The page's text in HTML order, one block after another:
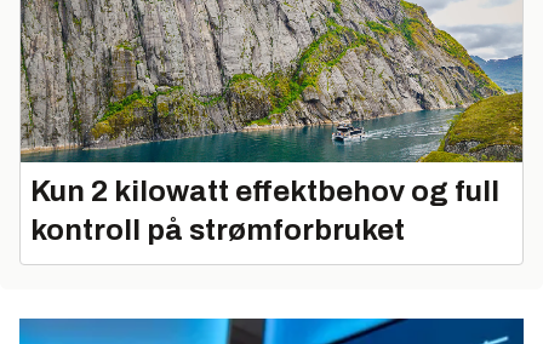
Kun 2 kilowatt effektbehov og full
kontroll på strømforbruket